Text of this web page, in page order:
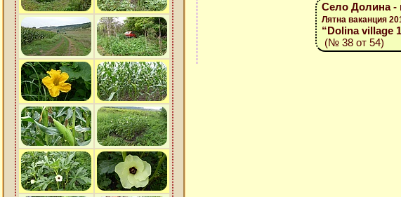
Село Долина -
Лятна ваканция
“Dolina village
(№ 38 от 54)